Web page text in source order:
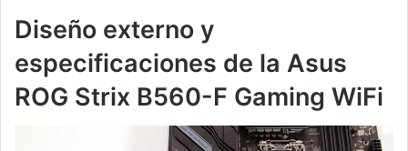
Diseño externo y
especificaciones de la Asus
ROG Strix B560-F Gaming WiFi